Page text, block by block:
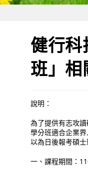
健行
班」相
說明：
為了提供有志攻
學分班適合企業
以為日後報考碩
一、課程期間：